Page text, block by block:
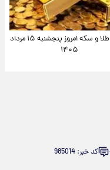
قیمت طلا و سکه امروز پنجشنبه ۱۵ مرداد
۱۴۰۵
کد خبر: 985014